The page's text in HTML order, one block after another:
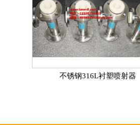
不锈钢316L衬塑喷射器